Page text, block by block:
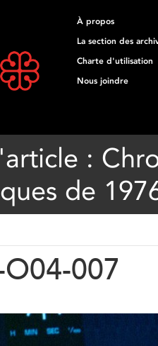
À propos
La section des
Charte d'utilisation
Nous joindre
:
de
007